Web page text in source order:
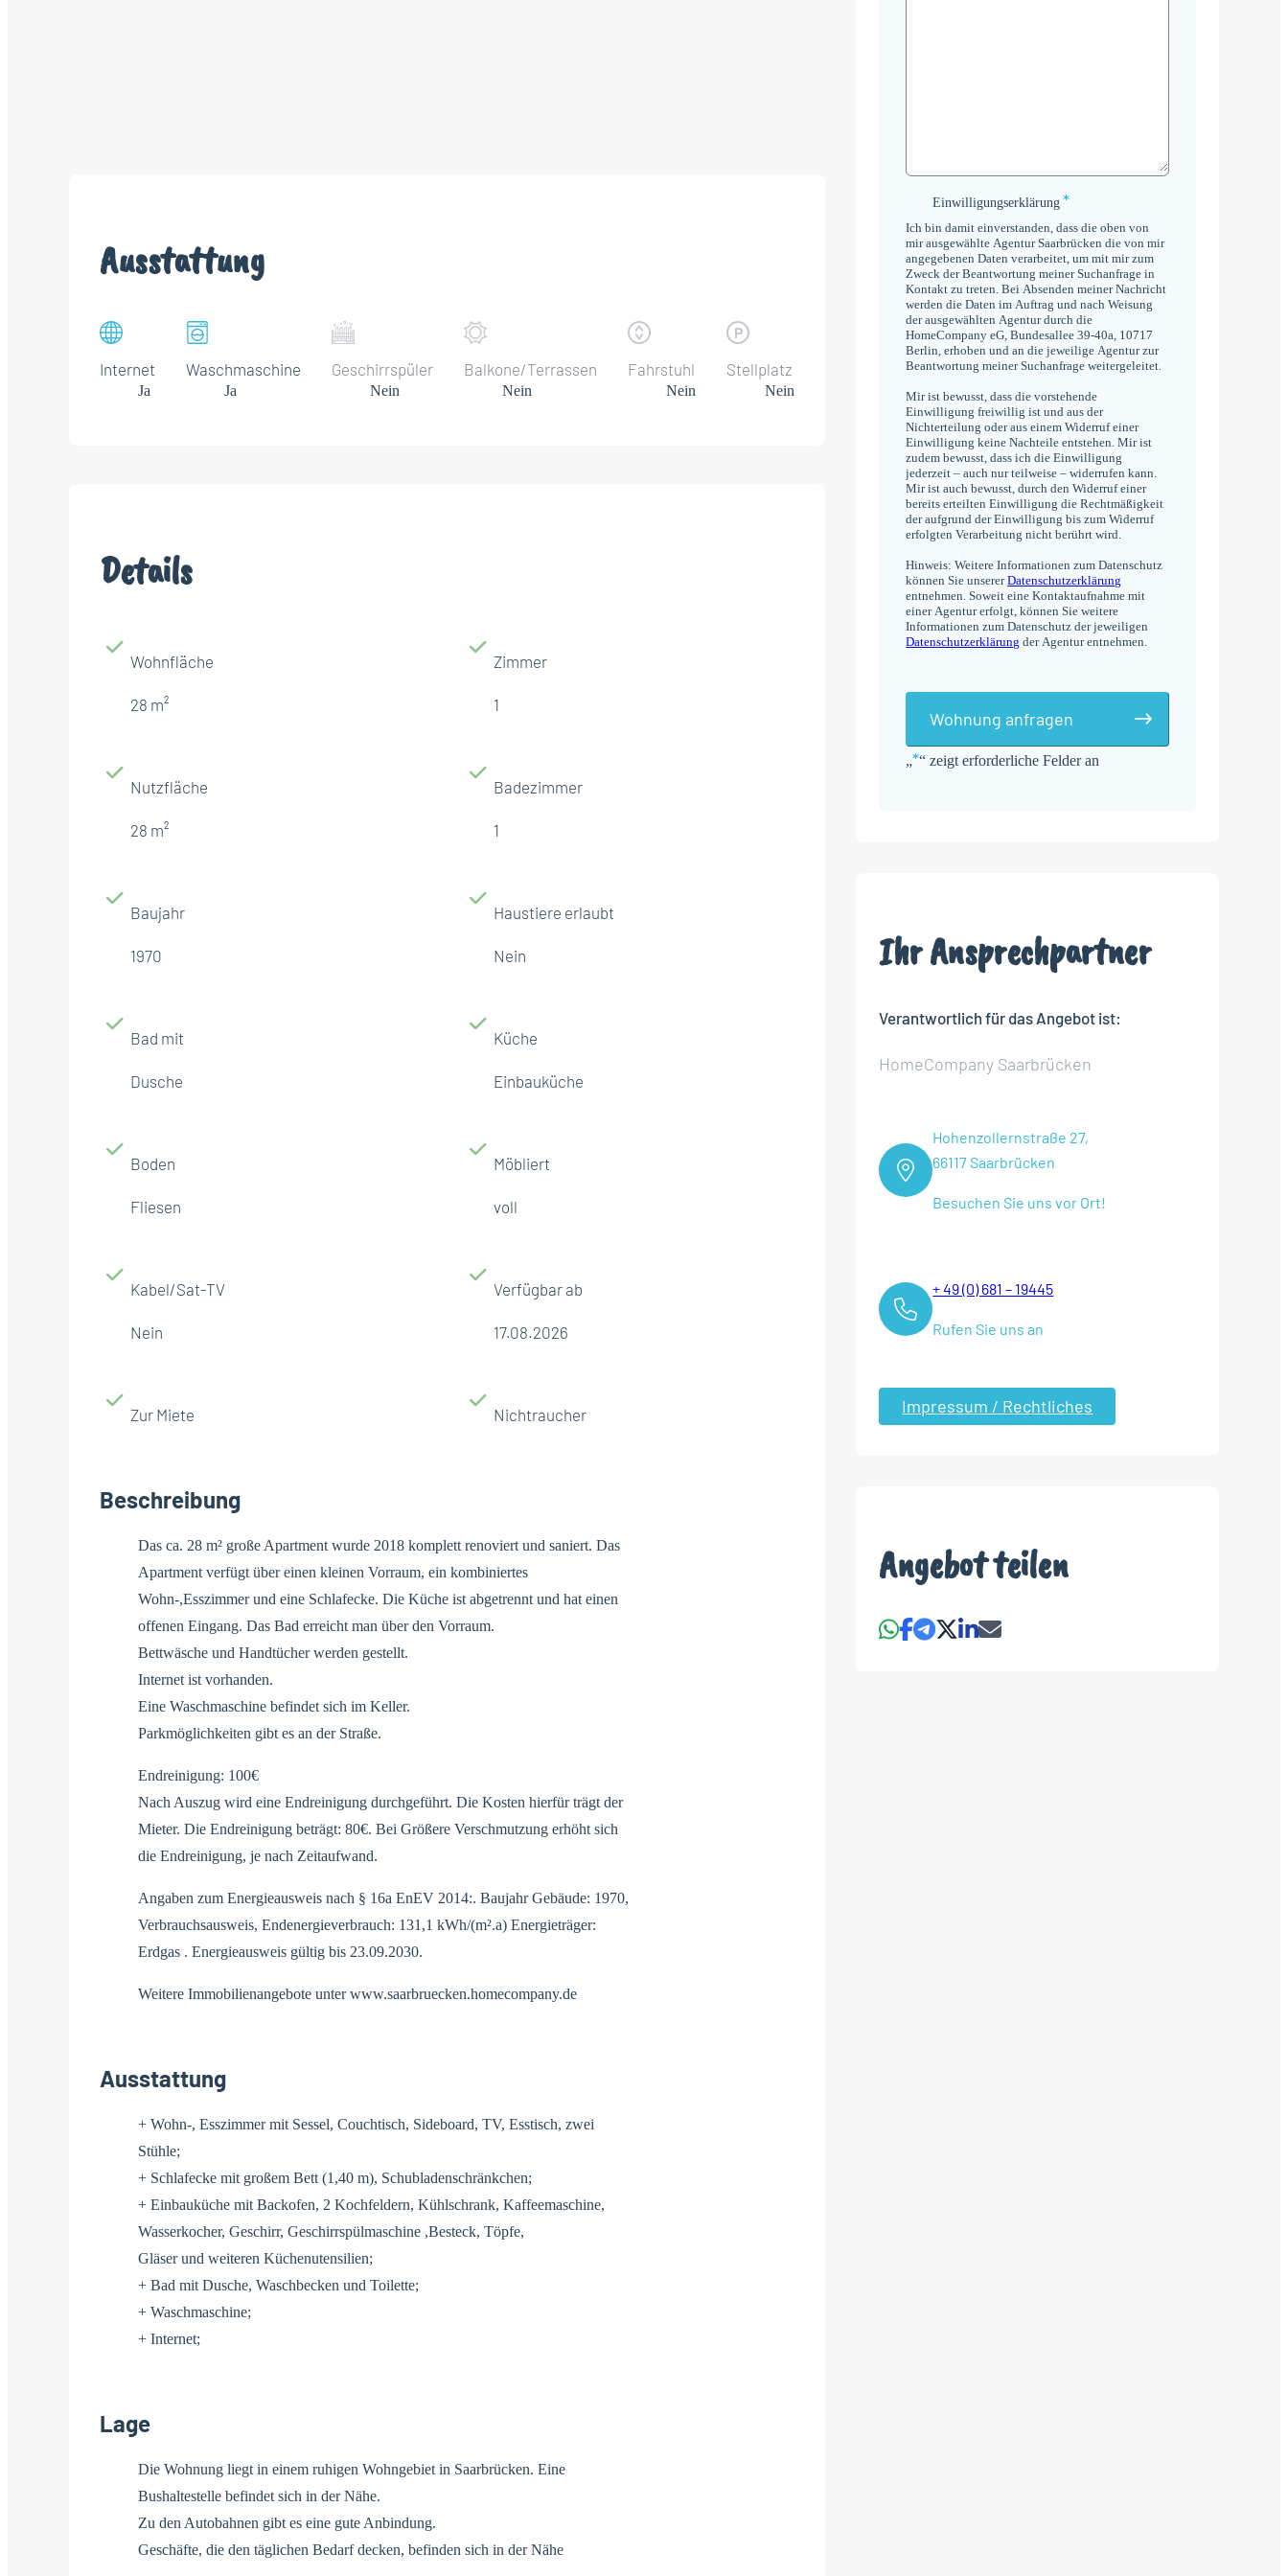
Ausstattung
Internet
Ja
Waschmaschine
Ja
Geschirrspüler
Nein
Balkone/Terrassen
Nein
Fahrstuhl
Nein
Stellplatz
Nein
Details
Wohnfläche
28 m²
Zimmer
1
Nutzfläche
28 m²
Badezimmer
1
Baujahr
1970
Haustiere erlaubt
Nein
Bad mit
Dusche
Küche
Einbauküche
Boden
Fliesen
Möbliert
voll
Kabel/Sat-TV
Nein
Verfügbar ab
17.08.2026
Zur Miete Nichtraucher
Beschreibung
Das ca. 28 m² große Apartment wurde 2018 komplett renoviert und saniert. Das
Apartment verfügt über einen kleinen Vorraum, ein kombiniertes
Wohn-,Esszimmer und eine Schlafecke. Die Küche ist abgetrennt und hat einen
offenen Eingang. Das Bad erreicht man über den Vorraum.
Bettwäsche und Handtücher werden gestellt.
Internet ist vorhanden.
Eine Waschmaschine befindet sich im Keller.
Parkmöglichkeiten gibt es an der Straße.
Endreinigung: 100€
Nach Auszug wird eine Endreinigung durchgeführt. Die Kosten hierfür trägt der
Mieter. Die Endreinigung beträgt: 80€. Bei Größere Verschmutzung erhöht sich
die Endreinigung, je nach Zeitaufwand.
Angaben zum Energieausweis nach § 16a EnEV 2014:. Baujahr Gebäude: 1970,
Verbrauchsausweis, Endenergieverbrauch: 131,1 kWh/(m².a) Energieträger:
Erdgas . Energieausweis gültig bis 23.09.2030.
Weitere Immobilienangebote unter www.saarbruecken.homecompany.de
Ausstattung
+ Wohn-, Esszimmer mit Sessel, Couchtisch, Sideboard, TV, Esstisch, zwei
Stühle;
+ Schlafecke mit großem Bett (1,40 m), Schubladenschränkchen;
+ Einbauküche mit Backofen, 2 Kochfeldern, Kühlschrank, Kaffeemaschine,
Wasserkocher, Geschirr, Geschirrspülmaschine ,Besteck, Töpfe,
Gläser und weiteren Küchenutensilien;
+ Bad mit Dusche, Waschbecken und Toilette;
+ Waschmaschine;
+ Internet;
Lage
Die Wohnung liegt in einem ruhigen Wohngebiet in Saarbrücken. Eine
Bushaltestelle befindet sich in der Nähe.
Zu den Autobahnen gibt es eine gute Anbindung.
Geschäfte, die den täglichen Bedarf decken, befinden sich in der Nähe
„*“ zeigt erforderliche Felder an
Einwilligungserklärung
Einwilligungserklärung *
Ich bin damit einverstanden, dass die oben von
mir ausgewählte Agentur Saarbrücken die von mir
angegebenen Daten verarbeitet, um mit mir zum
Zweck der Beantwortung meiner Suchanfrage in
Kontakt zu treten. Bei Absenden meiner Nachricht
werden die Daten im Auftrag und nach Weisung
der ausgewählten Agentur durch die
HomeCompany eG, Bundesallee 39-40a, 10717
Berlin, erhoben und an die jeweilige Agentur zur
Beantwortung meiner Suchanfrage weitergeleitet.
Mir ist bewusst, dass die vorstehende
Einwilligung freiwillig ist und aus der
Nichterteilung oder aus einem Widerruf einer
Einwilligung keine Nachteile entstehen. Mir ist
zudem bewusst, dass ich die Einwilligung
jederzeit – auch nur teilweise – widerrufen kann.
Mir ist auch bewusst, durch den Widerruf einer
bereits erteilten Einwilligung die Rechtmäßigkeit
der aufgrund der Einwilligung bis zum Widerruf
erfolgten Verarbeitung nicht berührt wird.
Hinweis: Weitere Informationen zum Datenschutz
können Sie unsererDatenschutzerklärung
entnehmen. Soweit eine Kontaktaufnahme mit
einer Agentur erfolgt, können Sie weitere
Informationen zum Datenschutz der jeweiligen
Datenschutzerklärung der Agentur entnehmen.
Wohnung anfragen
Ihr Ansprechpartner
Verantwortlich für das Angebot ist:
HomeCompany Saarbrücken
Hohenzollernstraße 27,
66117 Saarbrücken
Besuchen Sie uns vor Ort!
+ 49 (0) 681 – 19445
Rufen Sie uns an
Impressum / Rechtliches
Angebot teilen